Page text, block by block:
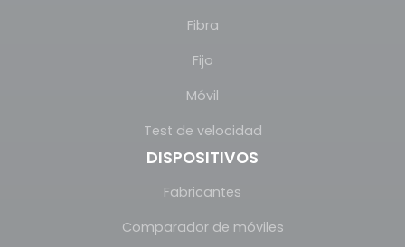
Fibra
Fijo
Móvil
Test de velocidad
DISPOSITIVOS
Fabricantes
Comparador de móviles